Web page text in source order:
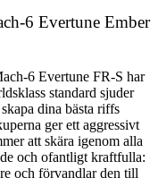
6 Evertune Ember
6 Evertune FR-S har
standard sjuder
dina bästa riffs
ger ett aggressivt
att skära igenom alla
och ofantligt kraftfulla:
och förvandlar den till